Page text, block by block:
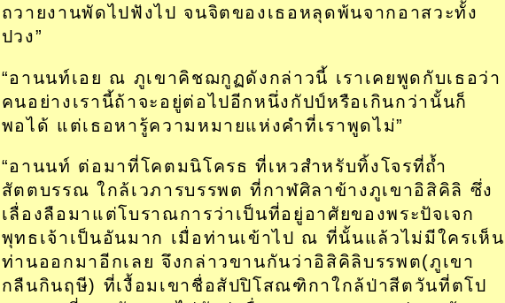
ถวายงานพัดไปฟังไป จนจิตของเธอหลุดพ้นจากอาสวะทั้ง
ปวง”
“อานนท์เอย ณ ภูเขาคิชฌกูฏดังกล่าวนี้ เราเคยพูดกับเธอว่า
คนอย่างเรานี้ถ้าจะอยู่ต่อไปอีกหนึ่งกัปป์หรือเกินกว่านั้นก็
พอได้ แต่เธอหารู้ความหมายแห่งคำที่เราพูดไม่”
“อานนท์ ต่อมาที่โคตมนิโครธ ที่เหวสำหรับทิ้งโจรที่ถ้ำ
สัตตบรรณ ใกล้เวภารบรรพต ที่กาฬศิลาข้างภูเขาอิสิคิลิ ซึ่ง
เลื่องลือมาแต่โบราณการว่าเป็นที่อยู่อาศัยของพระปัจเจก
พุทธเจ้าเป็นอันมาก เมื่อท่านเข้าไป ณ ที่นั้นแล้วไม่มีใครเห็น
ท่านออกมาอีกเลย จึงกล่าวขานกันว่าอิสิคิลิบรรพต(ภูเขา
กลืนกินฤษี) ที่เงื้อมเขาชื่อสัปปิโสณฑิกาใกล้ป่าสีตวันที่ตโป